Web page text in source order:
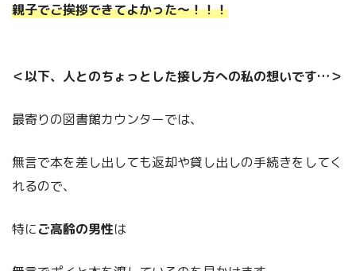
親子でご挨拶できてよかった～！！！
＜以下、人とのちょっとした接し方への私の想いです…＞
最寄りの図書館カウンターでは、
無言で本を差し出しても返却や貸し出しの手続きをしてく
れるので、
特にご高齢の男性は